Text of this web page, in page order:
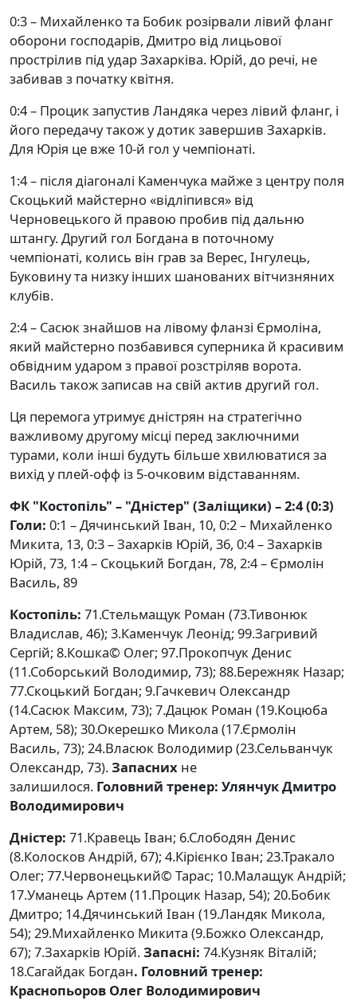
0:3 – Михайленко та Бобик розірвали лівий фланг
оборони господарів, Дмитро від лицьової
прострілив під удар Захарківа. Юрій, до речі, не
забивав з початку квітня.
0:4 – Процик запустив Ландяка через лівий фланг, і
його передачу також у дотик завершив Захарків.
Для Юрія це вже 10-й гол у чемпіонаті.
1:4 – після діагоналі Каменчука майже з центру поля
Скоцький майстерно «відліпився» від
Черновецького й правою пробив під дальню
штангу. Другий гол Богдана в поточному
чемпіонаті, колись він грав за Верес, Інгулець,
Буковину та низку інших шанованих вітчизняних
клубів.
2:4 – Сасюк знайшов на лівому фланзі Єрмоліна,
який майстерно позбавився суперника й красивим
обвідним ударом з правої розстріляв ворота.
Василь також записав на свій актив другий гол.
Ця перемога утримує дністрян на стратегічно
важливому другому місці перед заключними
турами, коли інші будуть більше хвилюватися за
вихід у плей-офф із 5-очковим відставанням.
ФК "Костопіль" – "Дністер" (Заліщики) – 2:4 (0:3)
Голи: 0:1 – Дячинський Іван, 10, 0:2 – Михайленко
Микита, 13, 0:3 – Захарків Юрій, 36, 0:4 – Захарків
Юрій, 73, 1:4 – Скоцький Богдан, 78, 2:4 – Єрмолін
Василь, 89
Костопіль: 71.Стельмащук Роман (73.Тивонюк
Владислав, 46); 3.Каменчук Леонід; 99.Загривий
Сергій; 8.Кошка© Олег; 97.Прокопчук Денис
(11.Соборський Володимир, 73); 88.Бережняк Назар;
77.Скоцький Богдан; 9.Гачкевич Олександр
(14.Сасюк Максим, 73); 7.Дацюк Роман (19.Коцюба
Артем, 58); 30.Окерешко Микола (17.Єрмолін
Василь, 73); 24.Власюк Володимир (23.Сельванчук
Олександр, 73).Запасних не
залишилося. Головний тренер: Улянчук Дмитро
Володимирович
Дністер: 71.Кравець Іван; 6.Слободян Денис
(8.Колосков Андрій, 67); 4.Кірієнко Іван; 23.Тракало
Олег; 77.Червонецький© Тарас; 10.Малащук Андрій;
17.Уманець Артем (11.Процик Назар, 54); 20.Бобик
Дмитро; 14.Дячинський Іван (19.Ландяк Микола,
54); 29.Михайленко Микита (9.Божко Олександр,
67); 7.Захарків Юрій.Запасні: 74.Кузняк Віталій;
18.Сагайдак Богдан. Головний тренер:
Краснопьоров Олег Володимирович